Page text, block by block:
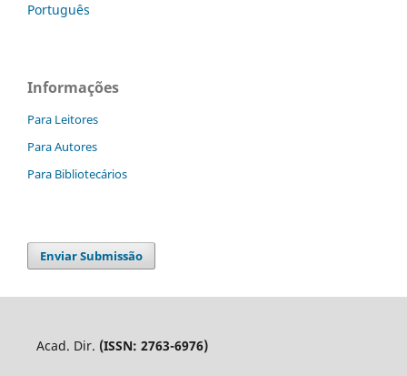
Português
Informações
Para Leitores
Para Autores
Para Bibliotecários
Enviar Submissão
Acad. Dir. (ISSN: 2763-6976)